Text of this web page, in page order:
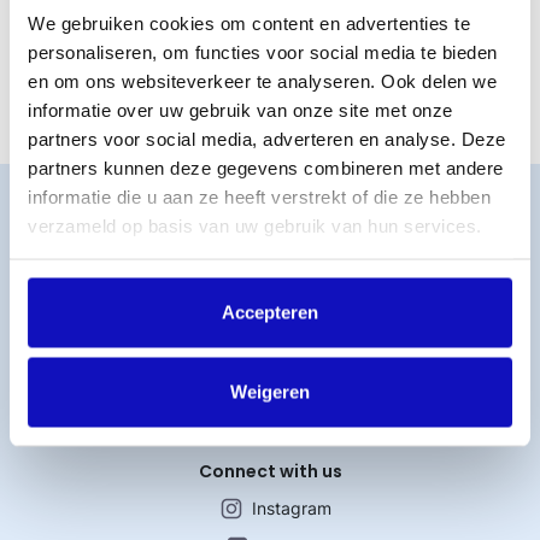
We gebruiken cookies om content en advertenties te
personaliseren, om functies voor social media te bieden
en om ons websiteverkeer te analyseren. Ook delen we
informatie over uw gebruik van onze site met onze
partners voor social media, adverteren en analyse. Deze
partners kunnen deze gegevens combineren met andere
informatie die u aan ze heeft verstrekt of die ze hebben
verzameld op basis van uw gebruik van hun services.
Accepteren
Weigeren
Let op: ben je muziekmaker en wil je een klacht indienen?
Dan volg je andere stappen.
Word lid
MijnBumaStemra
Contact
Connect with us
Instagram